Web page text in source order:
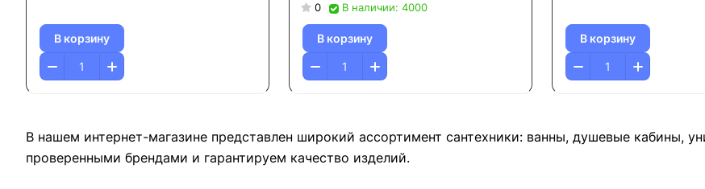
В корзину
0 В наличии: 4000
В корзину В корзину
В нашем интернет-магазине представлен широкий ассортимент сантехники: ванны, душевые кабины,
проверенными брендами и гарантируем качество изделий.